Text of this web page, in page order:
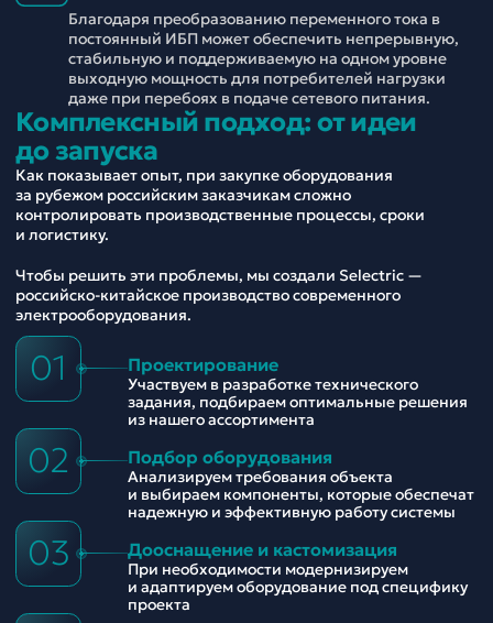
Благодаря преобразованию переменного тока в
постоянный ИБП может обеспечить непрерывную,
стабильную и поддерживаемую на одном уровне
выходную мощность для потребителей нагрузки
даже при перебоях в подаче сетевого питания.
Комплексный подход: от идеи
до запуска
Как показывает опыт, при закупке оборудования
за рубежом российским заказчикам сложно
контролировать производственные процессы, сроки
и логистику.
Чтобы решить эти проблемы, мы создали Selectric —
российско-китайское производство современного
электрооборудования.
01 Проектирование
Участвуем в разработке технического
задания, подбираем оптимальные решения
из нашего ассортимента
02 Подбор оборудования
Анализируем требования объекта
и выбираем компоненты, которые обеспечат
надежную и эффективную работу системы
03 Дооснащение и кастомизация
При необходимости модернизируем
и адаптируем оборудование под специфику
проекта